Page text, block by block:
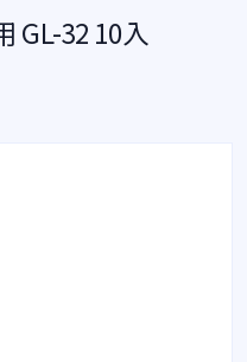
GL-32 10入